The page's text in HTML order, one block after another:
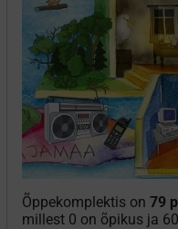
Õppekomplektis on 79
millest 0 on õpikus ja